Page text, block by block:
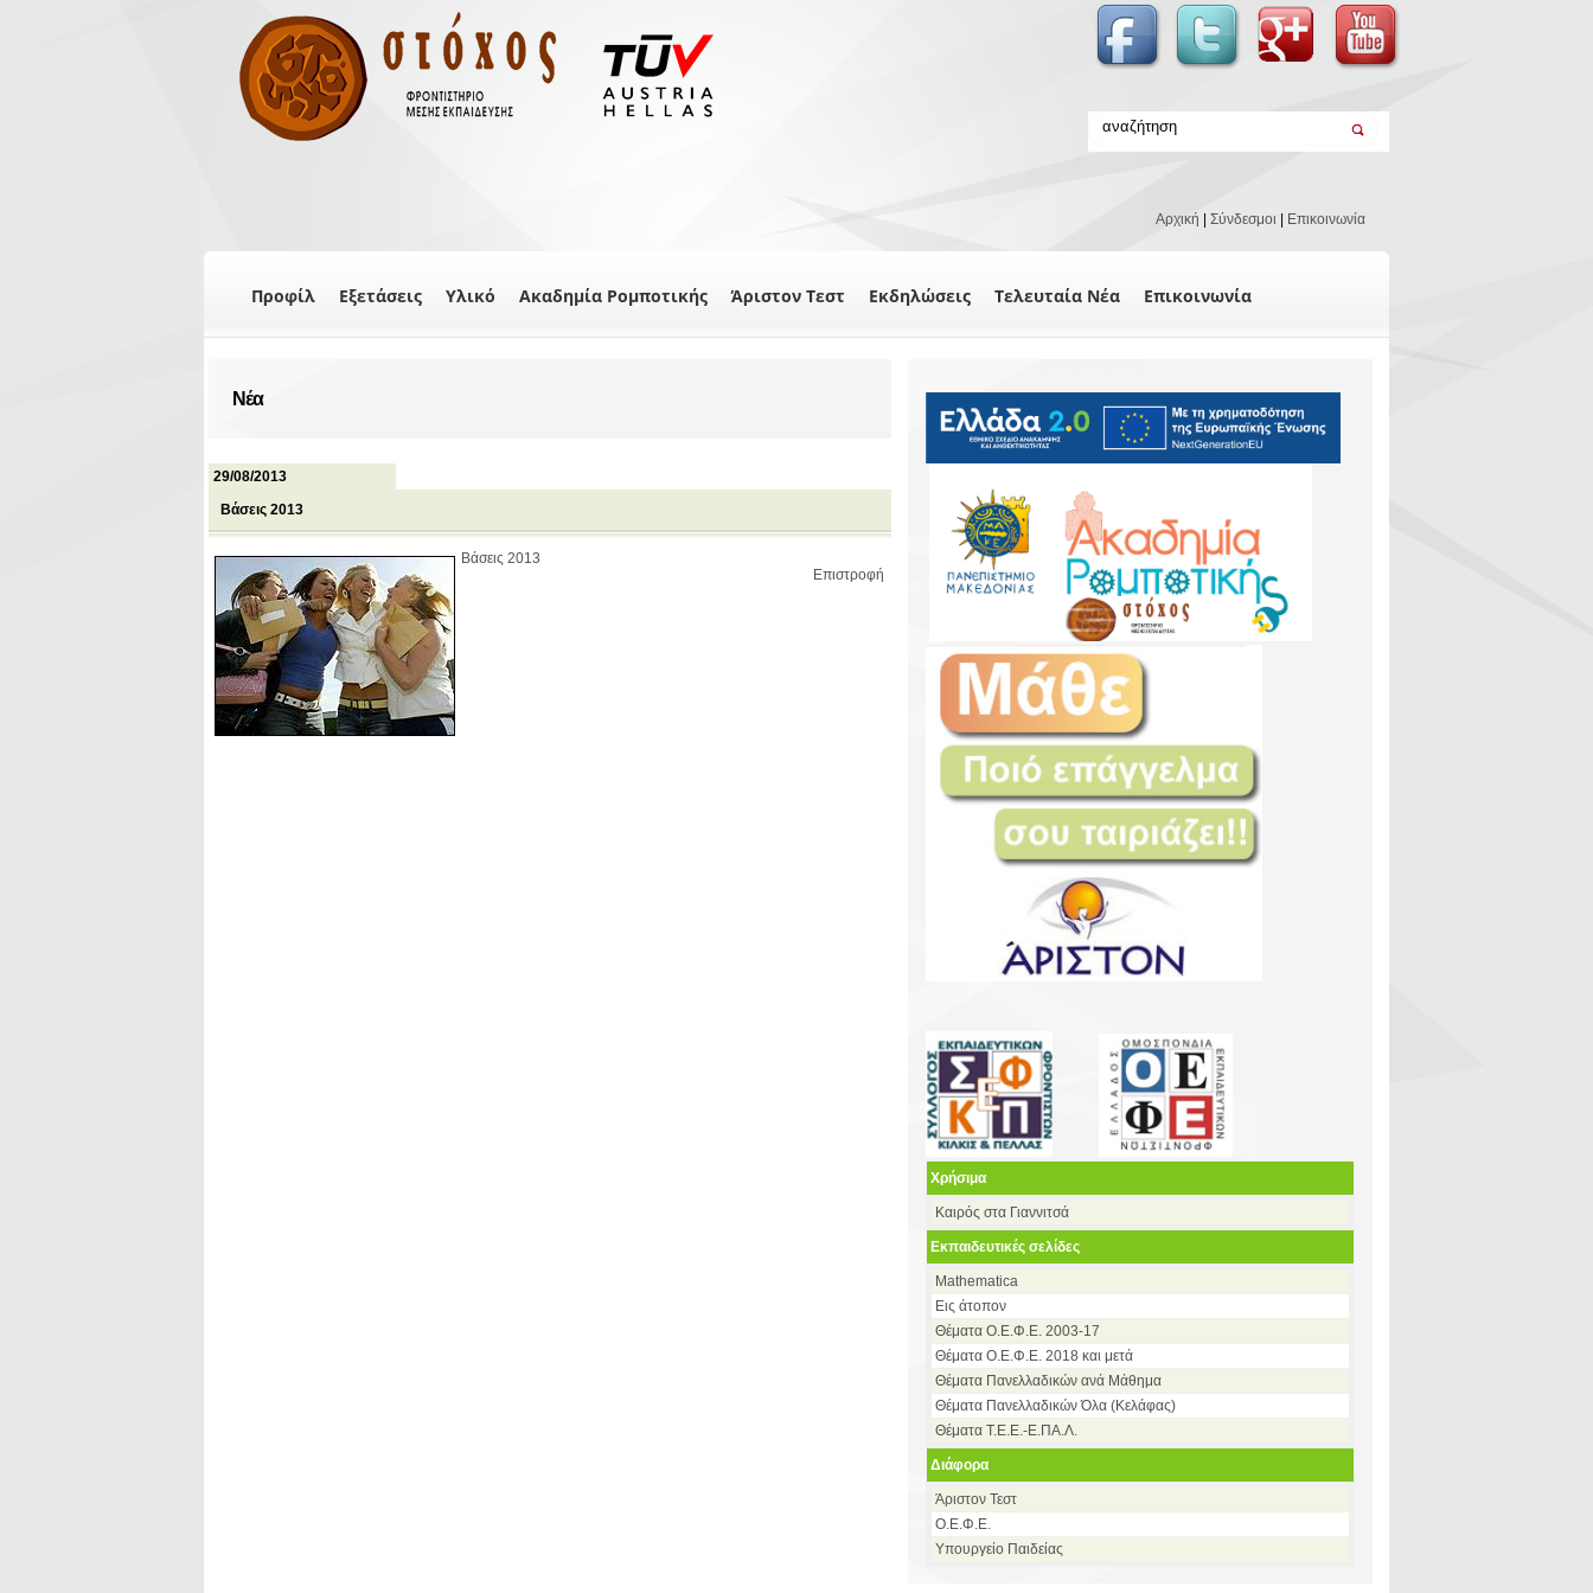
Αρχική Σύνδεσμοι Επικοινωνία
Προφίλ Εξετάσεις Υλικό Ακαδημία Ρομποτικής Άριστον Τεστ Εκδηλώσεις Τελευταία Νέα Επικοινωνία
Νέα
29/08/2013
Βάσεις 2013
Βάσεις 2013
Επιστροφή
Χρήσιμα
Καιρός στα Γιαννιτσά
Εκπαιδευτικές σελίδες
Mathematica
Εις άτοπον
Θέματα Ο.Ε.Φ.Ε. 2003-17
Θέματα Ο.Ε.Φ.Ε. 2018 και μετά
Θέματα Πανελλαδικών ανά Μάθημα
Θέματα Πανελλαδικών Όλα (Κελάφας)
Θέματα Τ.Ε.Ε.-Ε.ΠΑ.Λ.
Διάφορα
Άριστον Τεστ
Ο.Ε.Φ.Ε.
Υπουργείο Παιδείας